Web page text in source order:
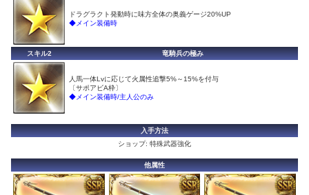
ドラグラクト発動時に味方全体の奥義ゲージ20%UP
◆メイン装備時
スキル2 竜騎兵の極み
人馬一体Lvに応じて火属性追撃5%～15%を付与
〔サポアビA枠〕
◆メイン装備時/主人公のみ
入手方法
ショップ: 特殊武器強化
他属性